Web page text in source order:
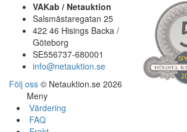
VAKab / Netauktion
Salsmästaregatan 25
422 46 Hisings Backa /
Göteborg
SE556737-680001
info@netauktion.se
Följ oss © Netauktion.se 2026
Meny
Värdering
FAQ